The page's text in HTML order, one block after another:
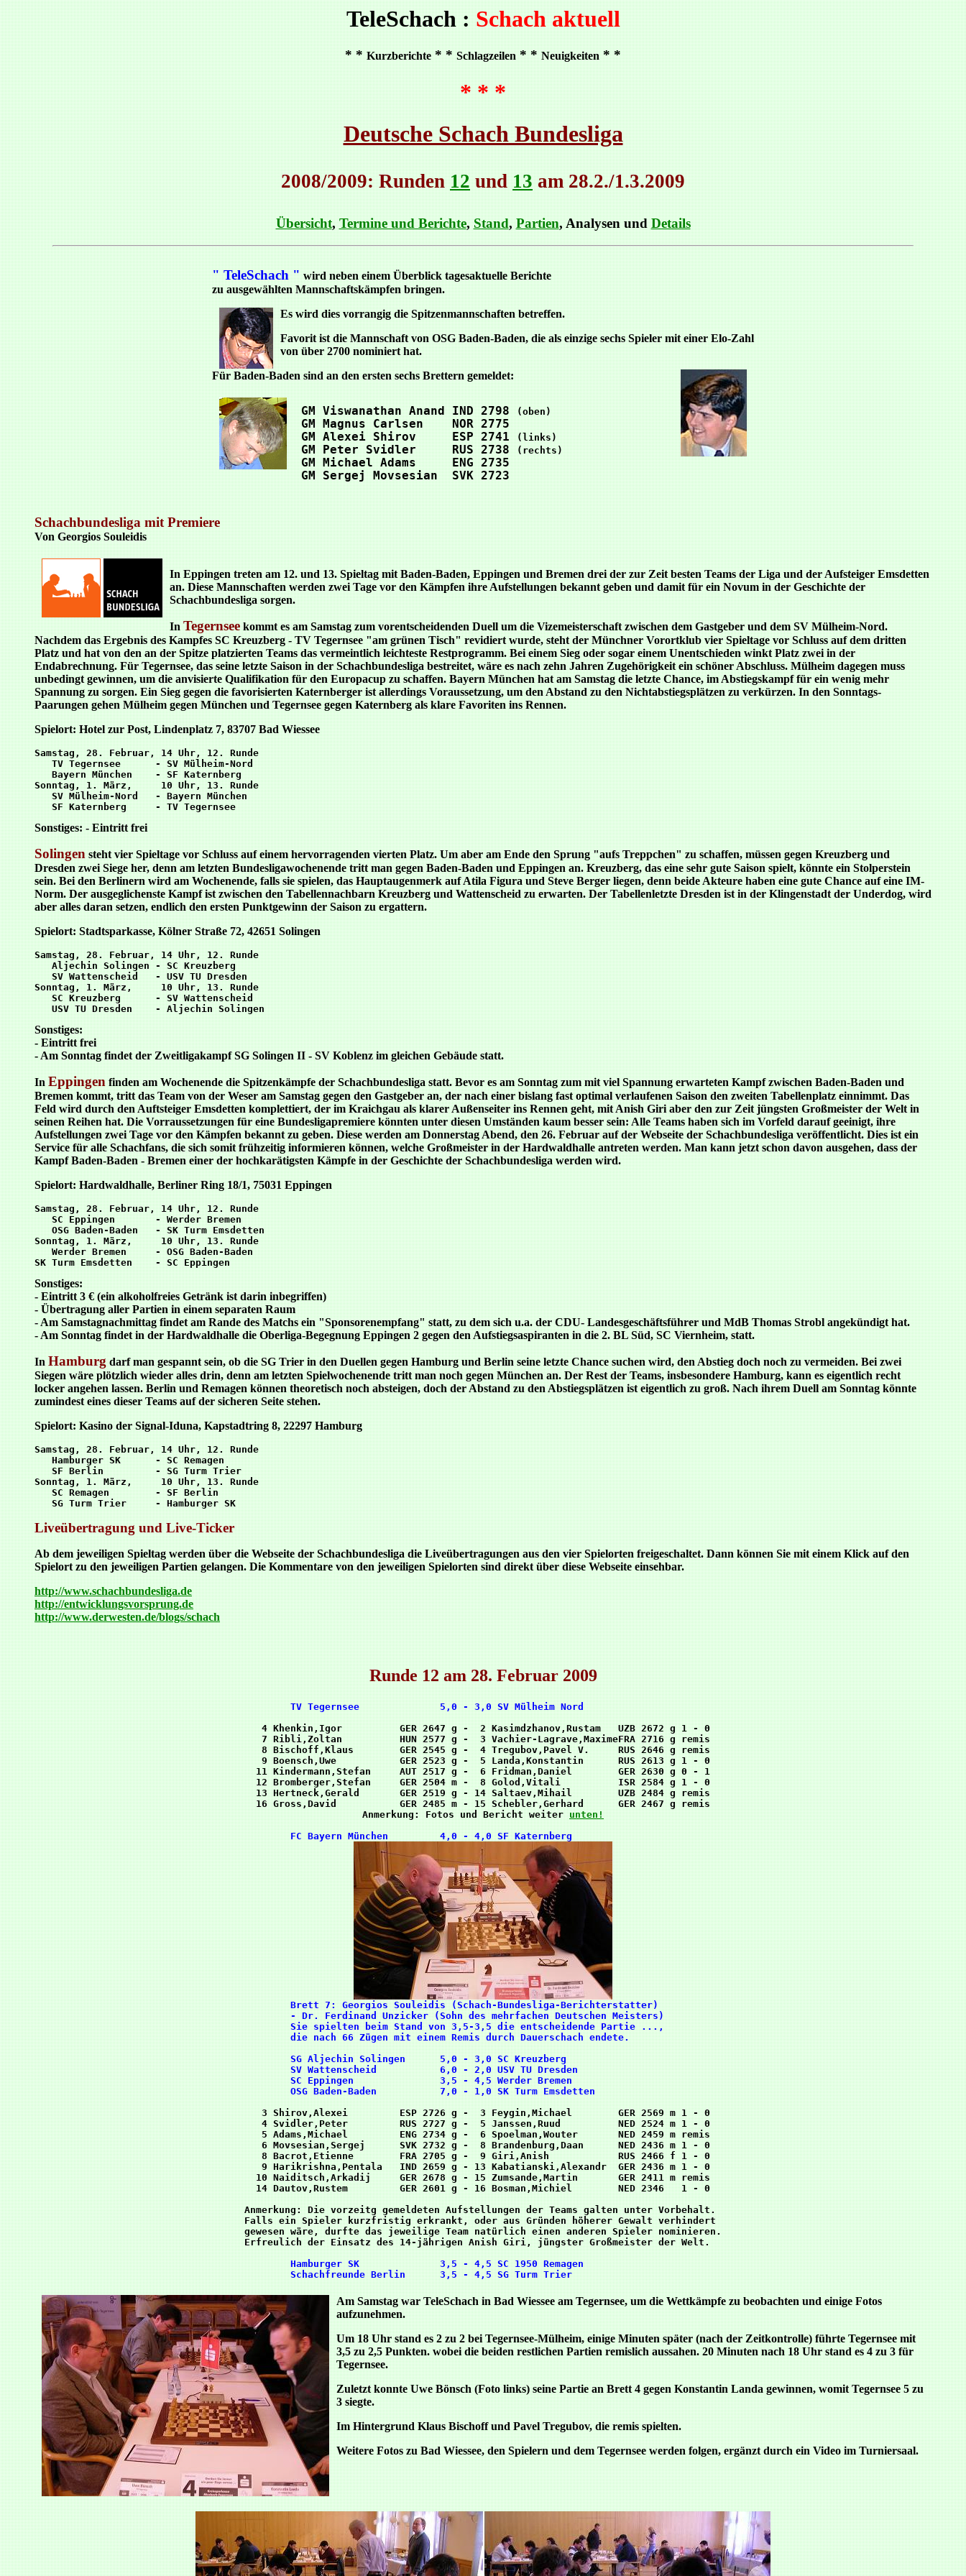
TeleSchach :Schach aktuell
* *Kurzberichte* *Schlagzeilen* *Neuigkeiten* *
* * *
Deutsche Schach Bundesliga
2008/2009: Runden12und13am 28.2./1.3.2009
Übersicht,Termine und Berichte,Stand,Partien, Analysen undDetails
" TeleSchach "wird neben einem Überblick tagesaktuelle Berichte
zu ausgewählten Mannschaftskämpfen bringen.
Es wird dies vorrangig die Spitzenmannschaften betreffen.
Favorit ist die Mannschaft von OSG Baden-Baden, die als einzige sechs Spieler mit einer Elo-Zahl
von über 2700 nominiert hat.
Für Baden-Baden sind an den ersten sechs Brettern gemeldet:
GM Viswanathan Anand IND 2798
GM Magnus Carlsen    NOR 2775
GM Alexei Shirov     ESP 2741
GM Peter Svidler     RUS 2738
GM Michael Adams     ENG 2735
GM Sergej Movsesian  SVK 2723
Schachbundesliga mit Premiere
Von Georgios Souleidis
In Eppingen treten am 12. und 13. Spieltag mit Baden-Baden, Eppingen und Bremen drei der zur Zeit besten Teams der Liga und der Aufsteiger Emsdetten
an. Diese Mannschaften werden zwei Tage vor den Kämpfen ihre Aufstellungen bekannt geben und damit für ein Novum in der Geschichte der
Schachbundesliga sorgen.
InTegernseekommt es am Samstag zum vorentscheidenden Duell um die Vizemeisterschaft zwischen dem Gastgeber und dem SV Mülheim-Nord.
Nachdem das Ergebnis des Kampfes SC Kreuzberg - TV Tegernsee "am grünen Tisch" revidiert wurde, steht der Münchner Vorortklub vier Spieltage vor Schluss auf dem dritten
Platz und hat von den an der Spitze platzierten Teams das vermeintlich leichteste Restprogramm. Bei einem Sieg oder sogar einem Unentschieden winkt Platz zwei in der
Endabrechnung. Für Tegernsee, das seine letzte Saison in der Schachbundesliga bestreitet, wäre es nach zehn Jahren Zugehörigkeit ein schöner Abschluss. Mülheim dagegen muss
unbedingt gewinnen, um die anvisierte Qualifikation für den Europacup zu schaffen. Bayern München hat am Samstag die letzte Chance, im Abstiegskampf für ein wenig mehr
Spannung zu sorgen. Ein Sieg gegen die favorisierten Katernberger ist allerdings Voraussetzung, um den Abstand zu den Nichtabstiegsplätzen zu verkürzen. In den Sonntags-
Paarungen gehen Mülheim gegen München und Tegernsee gegen Katernberg als klare Favoriten ins Rennen.
Spielort: Hotel zur Post, Lindenplatz 7, 83707 Bad Wiessee
Samstag, 28. Februar, 14 Uhr, 12. Runde
   TV Tegernsee      - SV Mülheim-Nord
   Bayern München    - SF Katernberg
Sonntag, 1. März,     10 Uhr, 13. Runde
   SV Mülheim-Nord   - Bayern München
Sonstiges: - Eintritt frei
Solingensteht vier Spieltage vor Schluss auf einem hervorragenden vierten Platz. Um aber am Ende den Sprung "aufs Treppchen" zu schaffen, müssen gegen Kreuzberg und
Dresden zwei Siege her, denn am letzten Bundesligawochenende tritt man gegen Baden-Baden und Eppingen an. Kreuzberg, das eine sehr gute Saison spielt, könnte ein Stolperstein
sein. Bei den Berlinern wird am Wochenende, falls sie spielen, das Hauptaugenmerk auf Atila Figura und Steve Berger liegen, denn beide Akteure haben eine gute Chance auf eine IM-
Norm. Der ausgeglichenste Kampf ist zwischen den Tabellennachbarn Kreuzberg und Wattenscheid zu erwarten. Der Tabellenletzte Dresden ist in der Klingenstadt der Underdog, wird
aber alles daran setzen, endlich den ersten Punktgewinn der Saison zu ergattern.
Spielort: Stadtsparkasse, Kölner Straße 72, 42651 Solingen
Samstag, 28. Februar, 14 Uhr, 12. Runde
   Aljechin Solingen - SC Kreuzberg
   SV Wattenscheid   - USV TU Dresden
Sonntag, 1. März,     10 Uhr, 13. Runde
   SC Kreuzberg      - SV Wattenscheid
Sonstiges:
- Eintritt frei
- Am Sonntag findet der Zweitligakampf SG Solingen II - SV Koblenz im gleichen Gebäude statt.
InEppingenfinden am Wochenende die Spitzenkämpfe der Schachbundesliga statt. Bevor es am Sonntag zum mit viel Spannung erwarteten Kampf zwischen Baden-Baden und
Bremen kommt, tritt das Team von der Weser am Samstag gegen den Gastgeber an, der nach einer bislang fast optimal verlaufenen Saison den zweiten Tabellenplatz einnimmt. Das
Feld wird durch den Auftsteiger Emsdetten komplettiert, der im Kraichgau als klarer Außenseiter ins Rennen geht, mit Anish Giri aber den zur Zeit jüngsten Großmeister der Welt in
seinen Reihen hat. Die Vorraussetzungen für eine Bundesligapremiere könnten unter diesen Umständen kaum besser sein: Alle Teams haben sich im Vorfeld darauf geeinigt, ihre
Aufstellungen zwei Tage vor den Kämpfen bekannt zu geben. Diese werden am Donnerstag Abend, den 26. Februar auf der Webseite der Schachbundesliga veröffentlicht. Dies ist ein
Service für alle Schachfans, die sich somit frühzeitig informieren können, welche Großmeister in der Hardwaldhalle antreten werden. Man kann jetzt schon davon ausgehen, dass der
Kampf Baden-Baden - Bremen einer der hochkarätigsten Kämpfe in der Geschichte der Schachbundesliga werden wird.
Spielort: Hardwaldhalle, Berliner Ring 18/1, 75031 Eppingen
Samstag, 28. Februar, 14 Uhr, 12. Runde
   SC Eppingen       - Werder Bremen
   OSG Baden-Baden   - SK Turm Emsdetten
Sonntag, 1. März,     10 Uhr, 13. Runde
   Werder Bremen     - OSG Baden-Baden
Sonstiges:
- Eintritt 3 € (ein alkoholfreies Getränk ist darin inbegriffen)
- Übertragung aller Partien in einem separaten Raum
- Am Samstagnachmittag findet am Rande des Matchs ein "Sponsorenempfang" statt, zu dem sich u.a. der CDU- Landesgeschäftsführer und MdB Thomas Strobl angekündigt hat.
- Am Sonntag findet in der Hardwaldhalle die Oberliga-Begegnung Eppingen 2 gegen den Aufstiegsaspiranten in die 2. BL Süd, SC Viernheim, statt.
InHamburgdarf man gespannt sein, ob die SG Trier in den Duellen gegen Hamburg und Berlin seine letzte Chance suchen wird, den Abstieg doch noch zu vermeiden. Bei zwei
Siegen wäre plötzlich wieder alles drin, denn am letzten Spielwochenende tritt man noch gegen München an. Der Rest der Teams, insbesondere Hamburg, kann es eigentlich recht
locker angehen lassen. Berlin und Remagen können theoretisch noch absteigen, doch der Abstand zu den Abstiegsplätzen ist eigentlich zu groß. Nach ihrem Duell am Sonntag könnte
zumindest eines dieser Teams auf der sicheren Seite stehen.
Spielort: Kasino der Signal-Iduna, Kapstadtring 8, 22297 Hamburg
Samstag, 28. Februar, 14 Uhr, 12. Runde
   Hamburger SK      - SC Remagen
   SF Berlin         - SG Turm Trier
Sonntag, 1. März,     10 Uhr, 13. Runde
   SC Remagen        - SF Berlin
Liveübertragung und Live-Ticker
Ab dem jeweiligen Spieltag werden über die Webseite der Schachbundesliga die Liveübertragungen aus den vier Spielorten freigeschaltet. Dann können Sie mit einem Klick auf den
Spielort zu den jeweiligen Partien gelangen. Die Kommentare von den jeweiligen Spielorten sind direkt über diese Webseite einsehbar.
http://www.schachbundesliga.de
http://entwicklungsvorsprung.de
http://www.derwesten.de/blogs/schach
Runde 12 am 28. Februar 2009
4 Khenkin,Igor          GER 2647 g -  2 Kasimdzhanov,Rustam   UZB 2672 g 1 - 0
7 Ribli,Zoltan          HUN 2577 g -  3 Vachier-Lagrave,MaximeFRA 2716 g remis
8 Bischoff,Klaus        GER 2545 g -  4 Tregubov,Pavel V.     RUS 2646 g remis
9 Boensch,Uwe           GER 2523 g -  5 Landa,Konstantin      RUS 2613 g 1 - 0
11 Kindermann,Stefan     AUT 2517 g -  6 Fridman,Daniel        GER 2630 g 0 - 1
12 Bromberger,Stefan     GER 2504 m -  8 Golod,Vitali          ISR 2584 g 1 - 0
13 Hertneck,Gerald       GER 2519 g - 14 Saltaev,Mihail        UZB 2484 g remis
16 Gross,David           GER 2485 m - 15 Schebler,Gerhard      GER 2467 g remis
Anmerkung: Fotos und Bericht weiter unten!
- Dr. Ferdinand Unzicker (Sohn des mehrfachen Deutschen Meisters)
Sie spielten beim Stand von 3,5-3,5 die entscheidende Partie ...,
die nach 66 Zügen mit einem Remis durch Dauerschach endete.
      SG Aljechin Solingen      5,0 - 3,0 SC Kreuzberg
      SV Wattenscheid           6,0 - 2,0 USV TU Dresden
      SC Eppingen               3,5 - 4,5 Werder Bremen
3 Shirov,Alexei         ESP 2726 g -  3 Feygin,Michael        GER 2569 m 1 - 0
4 Svidler,Peter         RUS 2727 g -  5 Janssen,Ruud          NED 2524 m 1 - 0
5 Adams,Michael         ENG 2734 g -  6 Spoelman,Wouter       NED 2459 m remis
6 Movsesian,Sergej      SVK 2732 g -  8 Brandenburg,Daan      NED 2436 m 1 - 0
8 Bacrot,Etienne        FRA 2705 g -  9 Giri,Anish            RUS 2466 f 1 - 0
9 Harikrishna,Pentala   IND 2659 g - 13 Kabatianski,Alexandr  GER 2436 m 1 - 0
10 Naiditsch,Arkadij     GER 2678 g - 15 Zumsande,Martin       GER 2411 m remis
14 Dautov,Rustem         GER 2601 g - 16 Bosman,Michiel        NED 2346   1 - 0
Anmerkung: Die vorzeitg gemeldeten Aufstellungen der Teams galten unter Vorbehalt.
Falls ein Spieler kurzfristig erkrankt, oder aus Gründen höherer Gewalt verhindert
gewesen wäre, durfte das jeweilige Team natürlich einen anderen Spieler nominieren.
      Hamburger SK              3,5 - 4,5 SC 1950 Remagen
Am Samstag war TeleSchach in Bad Wiessee am Tegernsee, um die Wettkämpfe zu beobachten und einige Fotos
aufzunehmen.
Um 18 Uhr stand es 2 zu 2 bei Tegernsee-Mülheim, einige Minuten später (nach der Zeitkontrolle) führte Tegernsee mit
3,5 zu 2,5 Punkten. wobei die beiden restlichen Partien remislich aussahen. 20 Minuten nach 18 Uhr stand es 4 zu 3 für
Tegernsee.
Zuletzt konnte Uwe Bönsch (Foto links) seine Partie an Brett 4 gegen Konstantin Landa gewinnen, womit Tegernsee 5 zu
3 siegte.
Im Hintergrund Klaus Bischoff und Pavel Tregubov, die remis spielten.
Weitere Fotos zu Bad Wiessee, den Spielern und dem Tegernsee werden folgen, ergänzt durch ein Video im Turniersaal.